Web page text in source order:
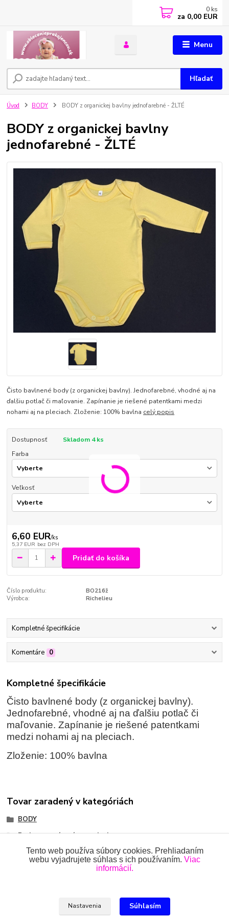
Menu
Hľadať
0 ks
za 0,00 EUR
Úvod BODY BODY z organickej bavlny jednofarebné - ŽLTÉ
BODY z organickej bavlny
jednofarebné - ŽLTÉ
Čisto bavlnené body (z organickej bavlny). Jednofarebné, vhodné aj na
ďalšiu potlač či maľovanie. Zapínanie je riešené patentkami medzi
nohami aj na pleciach. Zloženie: 100% bavlna celý popis
Dostupnosť
Skladom 4 ks
Farba
Veľkosť
6,60 EUR/ks
5,37 EUR bez DPH
Pridať do košíka
Číslo produktu:
BO216ž
Výrobca:
Richelieu
Kompletné špecifikácie
Komentáre 0
Kompletné špecifikácie
Čisto bavlnené body (z organickej bavlny).
Jednofarebné, vhodné aj na ďalšiu potlač či
maľovanie. Zapínanie je riešené patentkami
medzi nohami aj na pleciach.
Zloženie: 100% bavlna
Tovar zaradený v kategóriách
BODY
Body so zapínaním na pleci
Ing.Miroslava Dvorščáková, Kružlová 110, 090 02 Kružlová,
Tento web používa súbory cookies. Prehliadaním
webu vyjadrujete súhlas s ich používaním. Viac
informácií.
Nastavenia Súhlasím